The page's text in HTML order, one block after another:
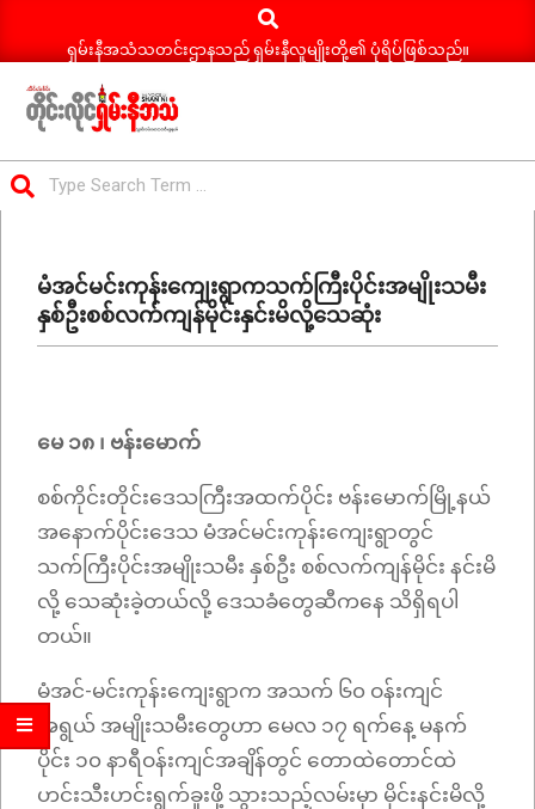
Search
ရှမ်းနီအသံသတင်းဌာနသည် ရှမ်းနီလူမျိုးတို့၏ ပုံရိပ်ဖြစ်သည်။
ရှမ်း
နီ
သတင်း
Menuမံအင်မင်းကုန်းကျေးရွာကသက်ကြီးပိုင်းအမျိုးသမီး
နှစ်ဦးစစ်လက်ကျန်မိုင်းနှင်းမိလို့သေဆုံး
မေ ၁၈ ၊ ဗန်းမောက်
စစ်ကိုင်းတိုင်းဒေသကြီးအထက်ပိုင်း ဗန်းမောက်မြို့နယ်
အနောက်ပိုင်းဒေသ မံအင်မင်းကုန်းကျေးရွာတွင်
သက်ကြီးပိုင်းအမျိုးသမီး နှစ်ဦး စစ်လက်ကျန်မိုင်း နင်းမိ
လို့ သေဆုံးခဲ့တယ်လို့ ဒေသခံတွေဆီကနေ သိရှိရပါ
တယ်။
မံအင်-မင်းကုန်းကျေးရွာက အသက် ၆၀ ဝန်းကျင်
အရွယ် အမျိုးသမီးတွေဟာ မေလ ၁၇ ရက်နေ့ မနက်
ပိုင်း ၁၀ နာရီဝန်းကျင်အချိန်တွင် တောထဲတောင်ထဲ
ဟင်းသီးဟင်းရွက်ခူးဖို့ သွားသည့်လမ်းမှာ မိုင်းနင်းမိလို့